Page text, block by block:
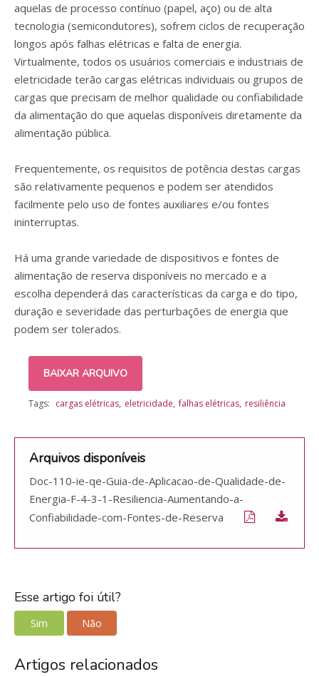
aquelas de processo contínuo (papel, aço) ou de alta
tecnologia (semicondutores), sofrem ciclos de recuperação
longos após falhas elétricas e falta de energia.
Virtualmente, todos os usuários comerciais e industriais de
eletricidade terão cargas elétricas individuais ou grupos de
cargas que precisam de melhor qualidade ou confiabilidade
da alimentação do que aquelas disponíveis diretamente da
alimentação pública.
Frequentemente, os requisitos de potência destas cargas
são relativamente pequenos e podem ser atendidos
facilmente pelo uso de fontes auxiliares e/ou fontes
ininterruptas.
Há uma grande variedade de dispositivos e fontes de
alimentação de reserva disponíveis no mercado e a
escolha dependerá das características da carga e do tipo,
duração e severidade das perturbações de energia que
podem ser tolerados.
BAIXAR ARQUIVO
Tags: cargas elétricas eletricidade falhas elétricas resiliência
Arquivos disponíveis
Doc-110-ie-qe-Guia-de-Aplicacao-de-Qualidade-de-
Energia-F-4-3-1-Resiliencia-Aumentando-a-
Confiabilidade-com-Fontes-de-Reserva
Esse artigo foi útil?
Sim Não
Artigos relacionados